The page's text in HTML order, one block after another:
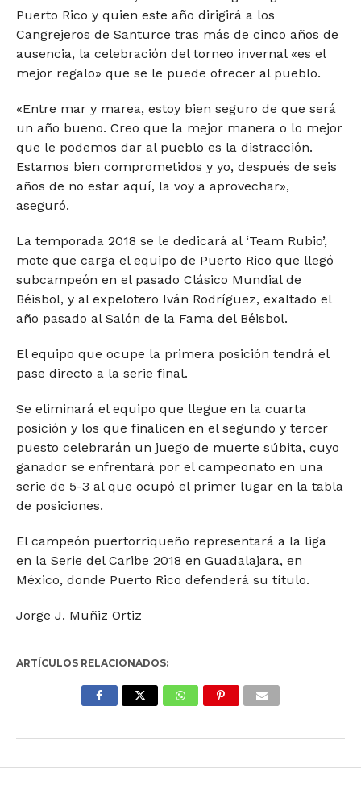
Puerto Rico y quien este año dirigirá a los
Cangrejeros de Santurce tras más de cinco años de
ausencia, la celebración del torneo invernal «es el
mejor regalo» que se le puede ofrecer al pueblo.
«Entre mar y marea, estoy bien seguro de que será
un año bueno. Creo que la mejor manera o lo mejor
que le podemos dar al pueblo es la distracción.
Estamos bien comprometidos y yo, después de seis
años de no estar aquí, la voy a aprovechar»,
aseguró.
La temporada 2018 se le dedicará al ‘Team Rubio’,
mote que carga el equipo de Puerto Rico que llegó
subcampeón en el pasado Clásico Mundial de
Béisbol, y al expelotero Iván Rodríguez, exaltado el
año pasado al Salón de la Fama del Béisbol.
El equipo que ocupe la primera posición tendrá el
pase directo a la serie final.
Se eliminará el equipo que llegue en la cuarta
posición y los que finalicen en el segundo y tercer
puesto celebrarán un juego de muerte súbita, cuyo
ganador se enfrentará por el campeonato en una
serie de 5-3 al que ocupó el primer lugar en la tabla
de posiciones.
El campeón puertorriqueño representará a la liga
en la Serie del Caribe 2018 en Guadalajara, en
México, donde Puerto Rico defenderá su título.
Jorge J. Muñiz Ortiz
ARTÍCULOS RELACIONADOS: